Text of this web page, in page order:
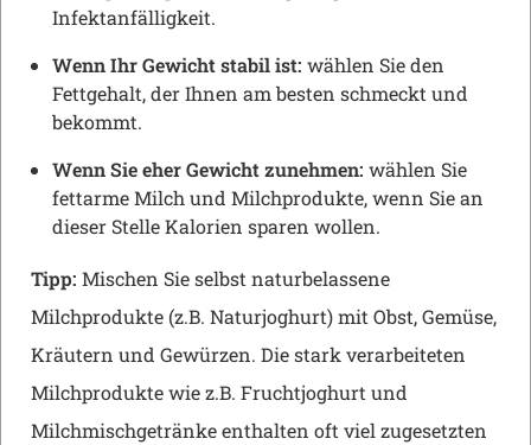
Infektanfälligkeit.
Wenn Ihr Gewicht stabil ist: wählen Sie den
Fettgehalt, der Ihnen am besten schmeckt und
bekommt.
Wenn Sie eher Gewicht zunehmen: wählen Sie
fettarme Milch und Milchprodukte, wenn Sie an
dieser Stelle Kalorien sparen wollen.
Tipp: Mischen Sie selbst naturbelassene
Milchprodukte (z.B. Naturjoghurt) mit Obst, Gemüse,
Kräutern und Gewürzen. Die stark verarbeiteten
Milchprodukte wie z.B. Fruchtjoghurt und
Milchmischgetränke enthalten oft viel zugesetzten